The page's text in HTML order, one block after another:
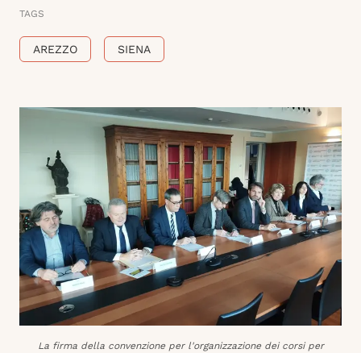
TAGS
AREZZO SIENA
La firma della convenzione per l'organizzazione dei corsi per